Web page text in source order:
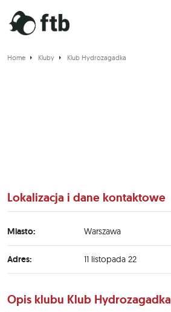
Home Kluby Klub Hydrozagadka
Lokalizacja i dane kontaktowe
Miasto: Warszawa
Adres: 11 listopada 22
Opis klubu Klub Hydrozagadka